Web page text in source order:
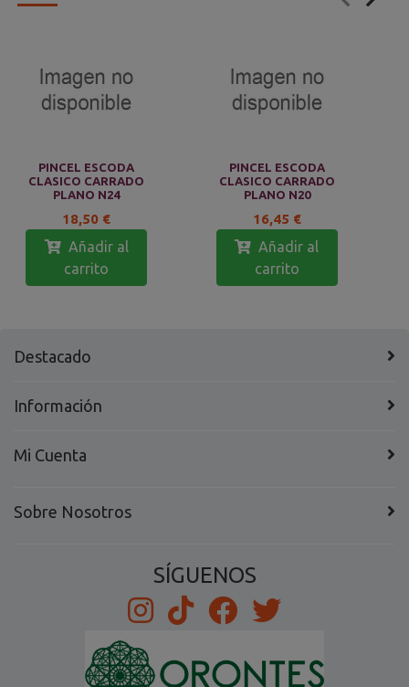
PINCEL ESCODA
CLASICO CARRADO
PLANO N24
18,50 €
Añadir al
carrito
PINCEL ESCODA
CLASICO CARRADO
PLANO N20
16,45 €
Añadir al
carrito
Destacado
Información
Mi Cuenta
Sobre Nosotros
SÍGUENOS